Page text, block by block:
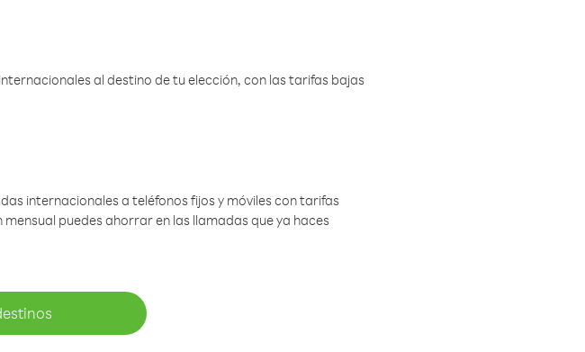
al destino de tu elección, con las tarifas bajas
internacionales a teléfonos fijos y móviles con tarifas
puedes ahorrar en las llamadas que ya haces